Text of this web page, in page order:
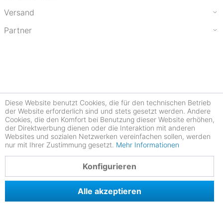
Versand
Partner
Diese Website benutzt Cookies, die für den technischen Betrieb
der Website erforderlich sind und stets gesetzt werden. Andere
Cookies, die den Komfort bei Benutzung dieser Website erhöhen,
der Direktwerbung dienen oder die Interaktion mit anderen
Websites und sozialen Netzwerken vereinfachen sollen, werden
nur mit Ihrer Zustimmung gesetzt. Mehr Informationen
Konfigurieren
Alle akzeptieren